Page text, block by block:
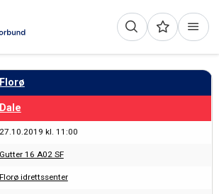
Florø
Dale
27.10.2019 kl. 11:00
Gutter 16 A02 SF
Florø idrettssenter